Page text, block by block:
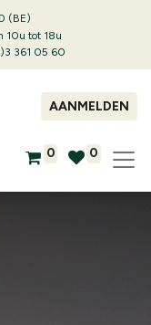
(BE)
10u tot 18u
361 05 60
AANMELDEN
0 0